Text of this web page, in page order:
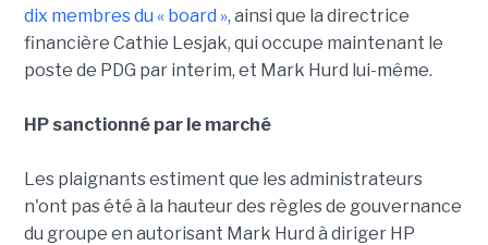
dix membres du « board », ainsi que la directrice
financière Cathie Lesjak, qui occupe maintenant le
poste de PDG par interim, et Mark Hurd lui-même.
HP sanctionné par le marché
Les plaignants estiment que les administrateurs
n'ont pas été à la hauteur des règles de gouvernance
du groupe en autorisant Mark Hurd à diriger HP